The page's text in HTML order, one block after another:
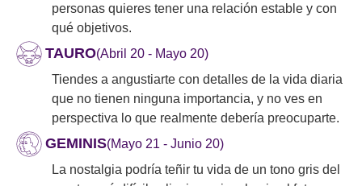
personas quieres tener una relación estable y con
qué objetivos.
TAURO(Abril 20 - Mayo 20)
Tiendes a angustiarte con detalles de la vida diaria
que no tienen ninguna importancia, y no ves en
perspectiva lo que realmente debería preocuparte.
GEMINIS(Mayo 21 - Junio 20)
La nostalgia podría teñir tu vida de un tono gris del